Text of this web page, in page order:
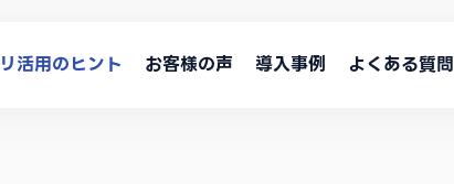
活用のヒント お客様の声 導入事例 よくある質問